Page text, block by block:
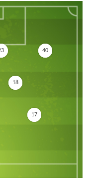
40
18
17